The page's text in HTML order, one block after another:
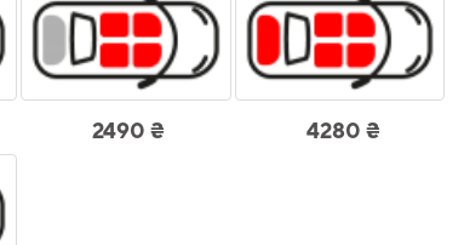
2490 ₴ 4280 ₴